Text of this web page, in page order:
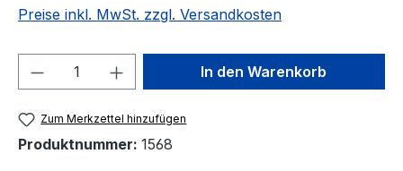
Preise inkl. MwSt. zzgl. Versandkosten
Produkt Anzahl: Gib denIn den Warenkorb
Zum Merkzettel hinzufügen
Produktnummer: 1568